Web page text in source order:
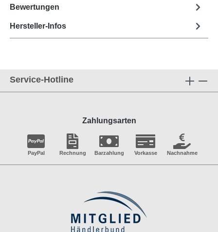
Bewertungen
Hersteller-Infos
Service-Hotline
Zahlungsarten
PayPal Rechnung Barzahlung Vorkasse Nachnahme